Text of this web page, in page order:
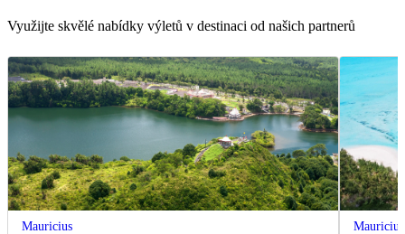
Využijte skvělé nabídky výletů v destinaci od našich partnerů
Mauricius Mauricius